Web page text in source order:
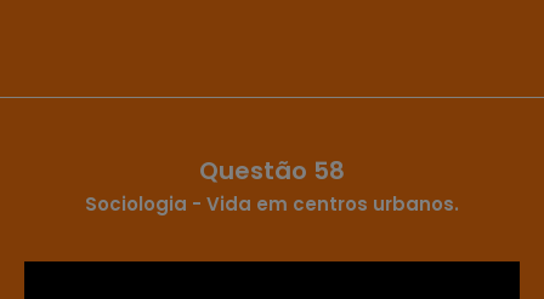
Questão 58
Sociologia - Vida em centros urbanos.